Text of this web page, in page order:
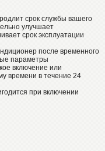
срок службы вашего
улучшает
срок эксплуатации
после временного
параметры
включение или
времени в течение 24
при включении